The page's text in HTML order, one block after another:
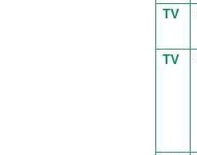
TV
TV